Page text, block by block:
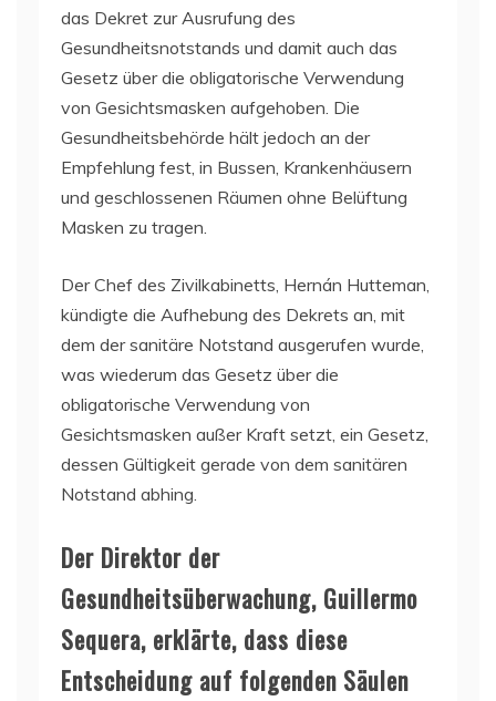
das Dekret zur Ausrufung des
Gesundheitsnotstands und damit auch das
Gesetz über die obligatorische Verwendung
von Gesichtsmasken aufgehoben. Die
Gesundheitsbehörde hält jedoch an der
Empfehlung fest, in Bussen, Krankenhäusern
und geschlossenen Räumen ohne Belüftung
Masken zu tragen.
Der Chef des Zivilkabinetts, Hernán Hutteman,
kündigte die Aufhebung des Dekrets an, mit
dem der sanitäre Notstand ausgerufen wurde,
was wiederum das Gesetz über die
obligatorische Verwendung von
Gesichtsmasken außer Kraft setzt, ein Gesetz,
dessen Gültigkeit gerade von dem sanitären
Notstand abhing.
Der Direktor der
Gesundheitsüberwachung, Guillermo
Sequera, erklärte, dass diese
Entscheidung auf folgenden Säulen